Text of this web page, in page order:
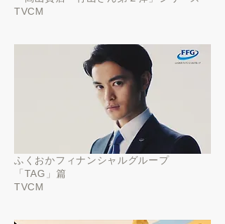
TVCM
ふくおかフィナンシャルグループ
「TAG」篇
TVCM